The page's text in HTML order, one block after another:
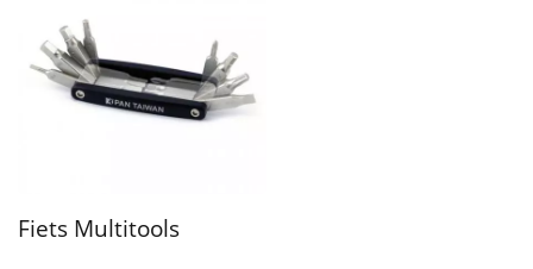
Fiets Multitools